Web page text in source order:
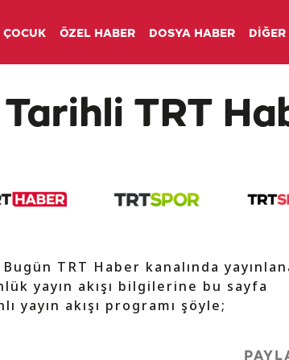
ÇOCUK ÖZEL HABER DOSYA HABER DİĞER
TRT
TRT Haber kanalında
yayın akışı bilgilerine bu sayfa
akışı programı şöyle;